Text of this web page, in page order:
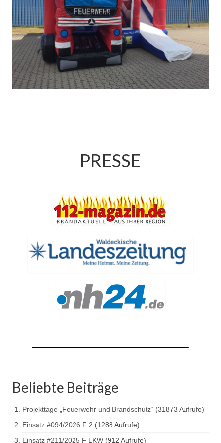
Hubarbeitsbühne B18
24.03.17 Übergabe ELW
20.11.15 Übergabe StLF und HAB
2015 LF 16 „verlässt“ Feuerwehr
Geschichte
Jahresrückblick 2016
Jahresrückblick 2018
Jahresrückblick 2019
Jahresrückblick 2020
Jahresrückblick 2021
Jahresrückblick 2022
Jahresrückblick 2023
Tag der offenen Tür 2015
Tag der offenen Tür 2022
PRESSE
Beliebte Beiträge
Projekttage „Feuerwehr und Brandschutz“ (31873 Aufrufe)
Einsatz #094/2026 F 2 (1288 Aufrufe)
Einsatz #211/2025 F LKW (912 Aufrufe)